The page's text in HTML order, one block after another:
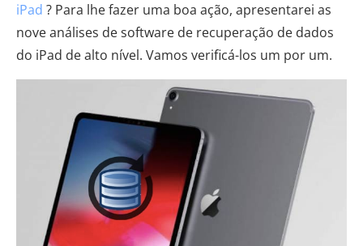
iPad ? Para lhe fazer uma boa ação, apresentarei as
nove análises de software de recuperação de dados
do iPad de alto nível. Vamos verificá-los um por um.